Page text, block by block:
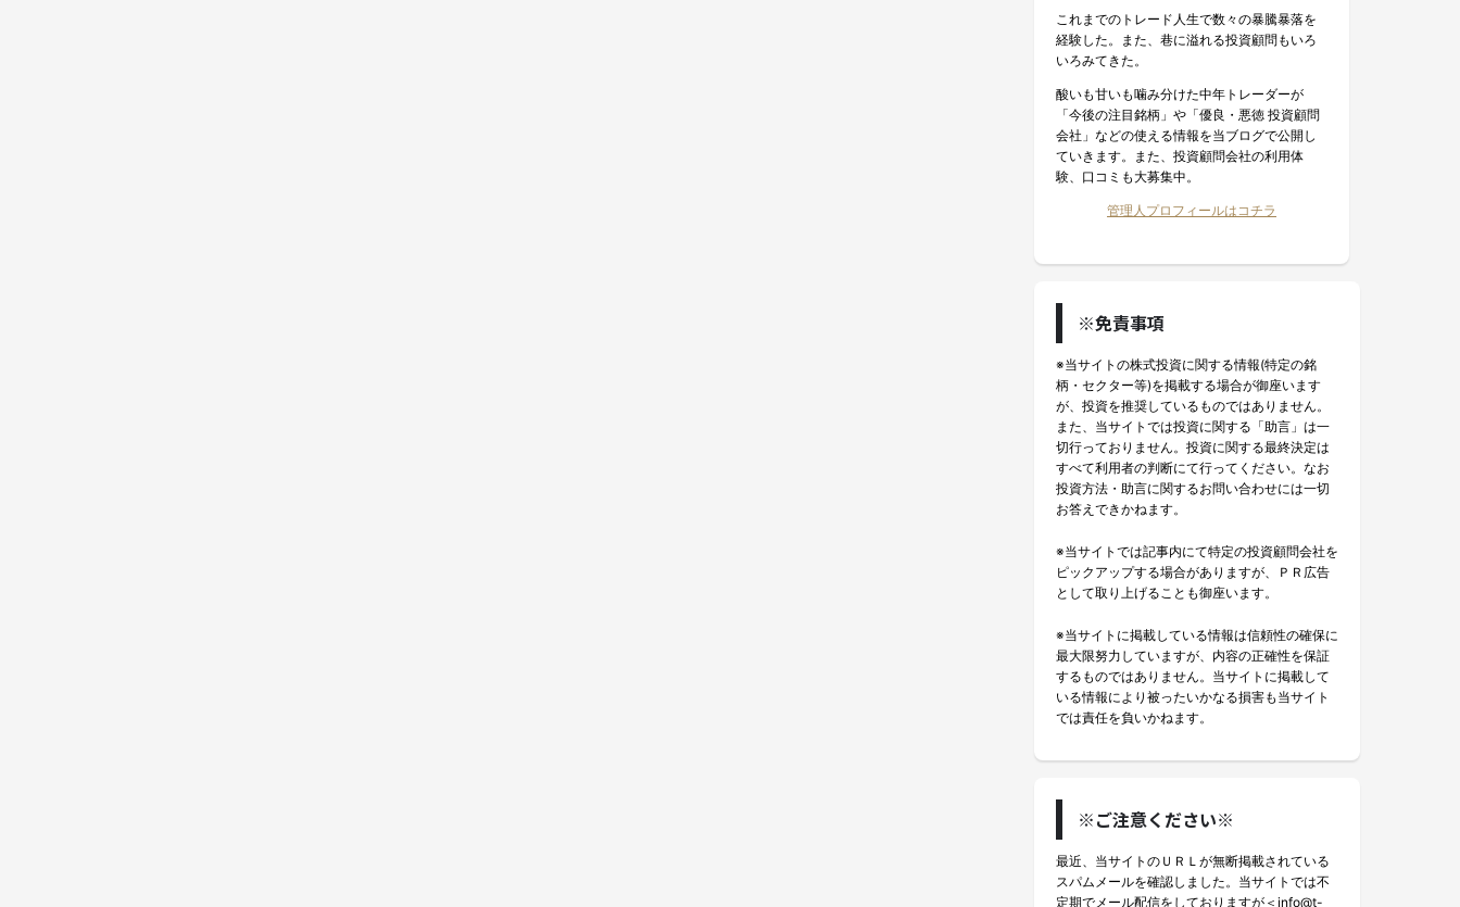
これまでのトレード人生で数々の暴騰暴落を
経験した。また、巷に溢れる投資顧問もいろ
いろみてきた。
酸いも甘いも噛み分けた中年トレーダーが
「今後の注目銘柄」や「優良・悪徳 投資顧問
会社」などの使える情報を当ブログで公開し
ていきます。また、投資顧問会社の利用体
験、口コミも大募集中。
管理人プロフィールはコチラ
※免責事項
※当サイトの株式投資に関する情報(特定の銘
柄・セクター等)を掲載する場合が御座います
が、投資を推奨しているものではありません。
また、当サイトでは投資に関する「助言」は一
切行っておりません。投資に関する最終決定は
すべて利用者の判断にて行ってください。なお
投資方法・助言に関するお問い合わせには一切
お答えできかねます。
※当サイトでは記事内にて特定の投資顧問会社を
ピックアップする場合がありますが、ＰＲ広告
として取り上げることも御座います。
※当サイトに掲載している情報は信頼性の確保に
最大限努力していますが、内容の正確性を保証
するものではありません。当サイトに掲載して
いる情報により被ったいかなる損害も当サイト
では責任を負いかねます。
※ご注意ください※
最近、当サイトのＵＲＬが無断掲載されている
スパムメールを確認しました。当サイトでは不
定期でメール配信をしておりますが＜info@t-